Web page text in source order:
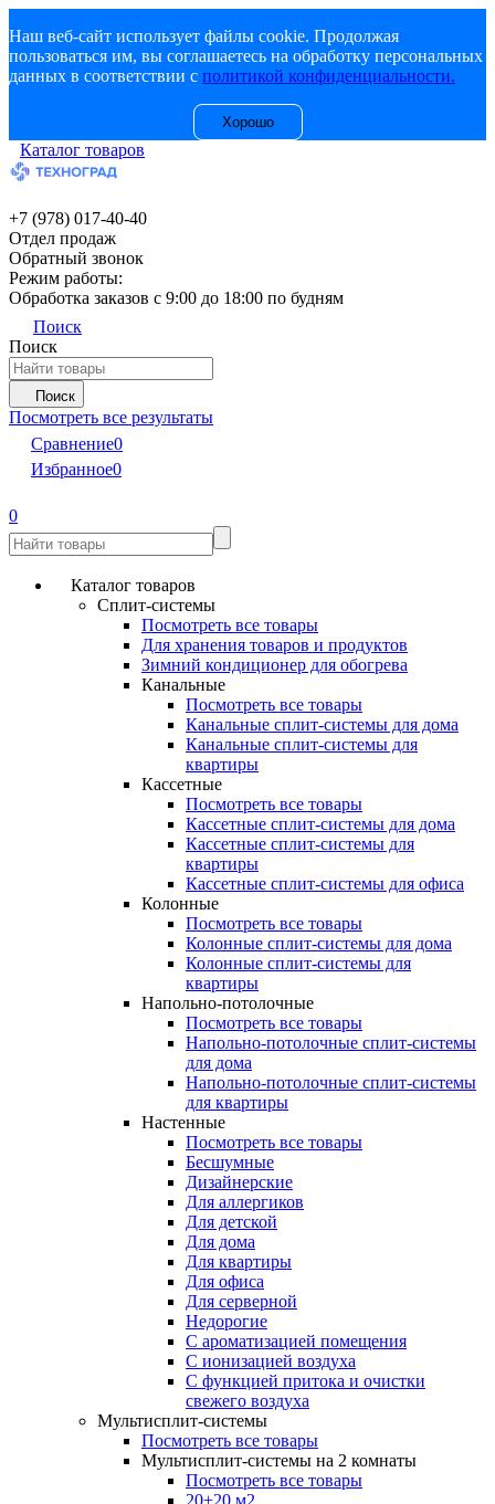
Наш веб-сайт использует файлы cookie. Продолжая
пользоваться им, вы соглашаетесь на обработку персональных
данных в соответствии с политикой конфиденциальности.
Хорошо
Каталог товаров
+7 (978) 017-40-40
Отдел продаж
Обратный звонок
Режим работы:
Обработка заказов с 9:00 до 18:00 по будням
Поиск
Поиск
Поиск
Посмотреть все результаты
Сравнение0
Избранное0
0
Каталог товаров
Сплит-системы
Посмотреть все товары
Для хранения товаров и продуктов
Зимний кондиционер для обогрева
Канальные
Посмотреть все товары
Канальные сплит-системы для дома
Канальные сплит-системы для
квартиры
Кассетные
Посмотреть все товары
Кассетные сплит-системы для дома
Кассетные сплит-системы для
квартиры
Кассетные сплит-системы для офиса
Колонные
Посмотреть все товары
Колонные сплит-системы для дома
Колонные сплит-системы для
квартиры
Напольно-потолочные
Посмотреть все товары
Напольно-потолочные сплит-системы
для дома
Напольно-потолочные сплит-системы
для квартиры
Настенные
Посмотреть все товары
Бесшумные
Дизайнерские
Для аллергиков
Для детской
Для дома
Для квартиры
Для офиса
Для серверной
Недорогие
С ароматизацией помещения
С ионизацией воздуха
С функцией притока и очистки
свежего воздуха
Мультисплит-системы
Посмотреть все товары
Мультисплит-системы на 2 комнаты
Посмотреть все товары
20+20 м2